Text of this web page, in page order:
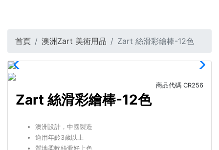
首頁 澳洲Zart 美術用品 Zart 絲滑彩繪棒-12色
商品代碼 CR256
Zart 絲滑彩繪棒-12色
澳洲設計，中國製造
適用年齡3歲以上
質地柔軟絲滑好上色